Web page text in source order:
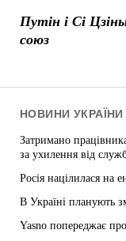
Путін і Сі
союз
НОВИНИ УКРАЇНИ
Затримано
за ухилення від
Росія націлилася на
В Україні планують
Yasno попереджає